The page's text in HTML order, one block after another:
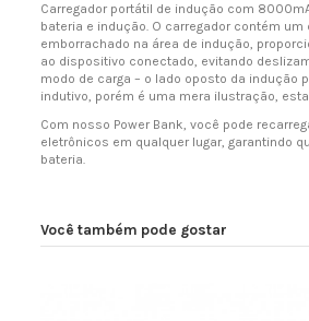
Carregador portátil de indução com
bateria e indução. O carregador contém
emborrachado na área de indução,
ao dispositivo conectado, evitando
modo de carga – o lado oposto da indução
indutivo, porém é uma mera ilustração,
Com nosso Power Bank, você pode
eletrônicos em qualquer lugar, garantindo
bateria.
Você também pode gostar